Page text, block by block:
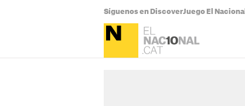
Síguenos en DiscoverJuego El Nacional